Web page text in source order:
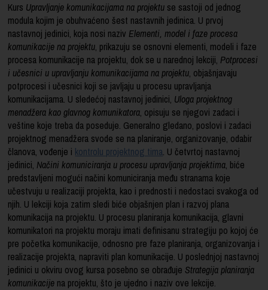
Kurs Upravljanje komunikacijama na projektu se sastoji od jednog
modula kojim je obuhvaćeno šest nastavnih jedinica. U prvoj
nastavnoj jedinici, koja nosi naziv Elementi, model i faze procesa
komunikacije na projektu, prikazuju se osnovni elementi, modeli i faze
procesa komunikacije na projektu, dok se u narednoj lekciji, Potprocesi
i učesnici u upravljanju komunikacijama na projektu, objašnjavaju
potprocesi i učesnici koji se javljaju u procesu upravljanja
komunikacijama. U sledećoj nastavnoj jedinici, Uloga projektnog
menadžera kao glavnog komunikatora, opisuju se njegovi zadaci i
veštine koje treba da poseduje. Generalno gledano, poslovi i zadaci
projektnog menadžera svode se na planiranje, organizovanje, odabir
članova, vođenje i kontrolu projektnog tima. U četvrtoj nastavnoj
jedinici, Načini komuniciranja u procesu upravljanja projektima, biće
predstavljeni mogući načini komuniciranja među stranama koje
učestvuju u realizaciji projekta, kao i prednosti i nedostaci svakoga od
njih. U lekciji koja zatim sledi biće objašnjen plan i razvoj plana
komunikacija na projektu. U procesu planiranja komunikacija, glavni
komunikatori na projektu moraju imati definisanu strategiju po kojoj će
pre početka komunikacije, odnosno pre faze planiranja, organizovanja i
realizacije projekta, napraviti plan komunikacije. U poslednjoj nastavnoj
jedinici u okviru ovog kursa posebno se obrađuje Strategija planiranja
komunikacije na projektu, što je ujedno i naziv ove lekcije.